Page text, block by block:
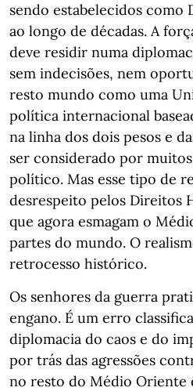
sendo estabelecidos
ao longo de décadas. A
deve residir numa
sem indecisões, nem
resto mundo como uma
política internacional
na linha dos dois pesos e
ser considerado por
político. Mas esse tipo de
desrespeito pelos Direitos
que agora esmagam o
partes do mundo. O
retrocesso histórico.
Os senhores da guerra
engano. É um erro
diplomacia do caos e do
por trás das agressões
no resto do Médio Oriente